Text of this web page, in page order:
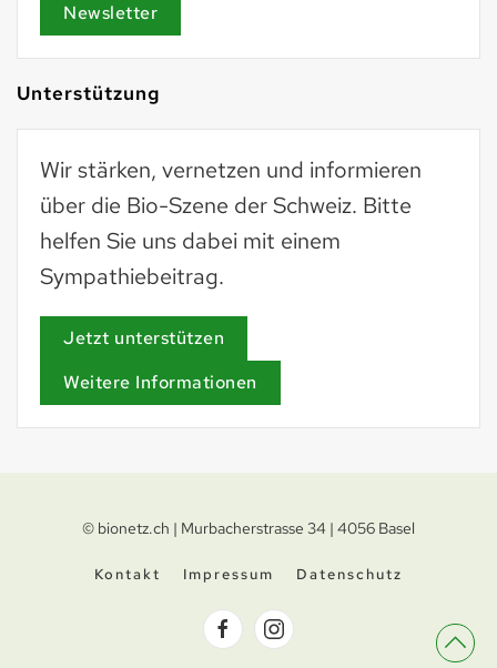
Newsletter
Unterstützung
Wir stärken, vernetzen und informieren
über die Bio-Szene der Schweiz. Bitte
helfen Sie uns dabei mit einem
Sympathiebeitrag.
Jetzt unterstützen
Weitere Informationen
© bionetz.ch | Murbacherstrasse 34 | 4056 Basel
Kontakt Impressum Datenschutz